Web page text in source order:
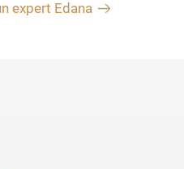
expert Edana